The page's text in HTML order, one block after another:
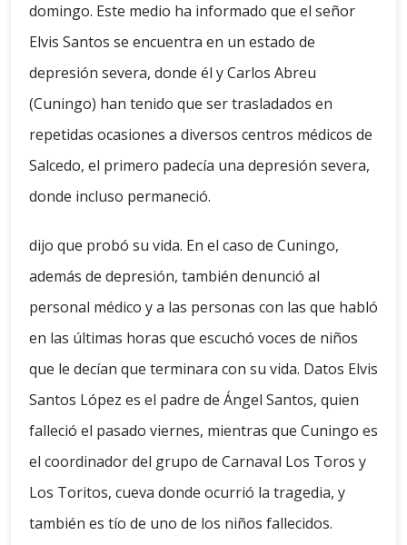
domingo. Este medio ha informado que el señor
Elvis Santos se encuentra en un estado de
depresión severa, donde él y Carlos Abreu
(Cuningo) han tenido que ser trasladados en
repetidas ocasiones a diversos centros médicos de
Salcedo, el primero padecía una depresión severa,
donde incluso permaneció.
dijo que probó su vida. En el caso de Cuningo,
además de depresión, también denunció al
personal médico y a las personas con las que habló
en las últimas horas que escuchó voces de niños
que le decían que terminara con su vida. Datos Elvis
Santos López es el padre de Ángel Santos, quien
falleció el pasado viernes, mientras que Cuningo es
el coordinador del grupo de Carnaval Los Toros y
Los Toritos, cueva donde ocurrió la tragedia, y
también es tío de uno de los niños fallecidos.